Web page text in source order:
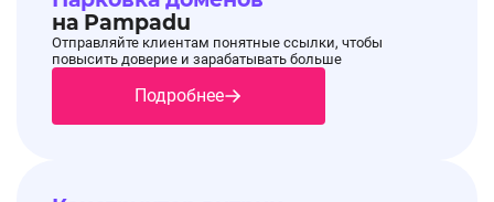
на Pampadu
Отправляйте клиентам понятные ссылки, чтобы
повысить доверие и зарабатывать больше
Подробнее